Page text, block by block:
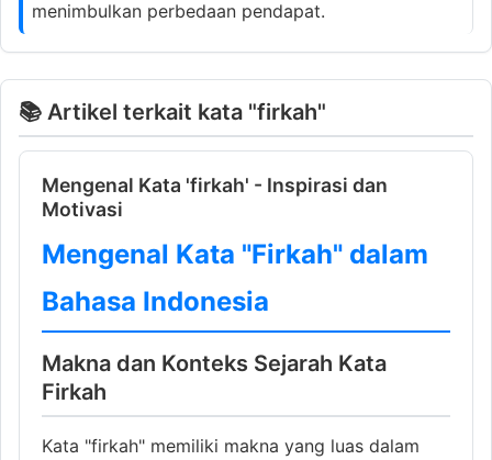
menimbulkan perbedaan pendapat.
📚 Artikel terkait kata "firkah"
Mengenal Kata 'firkah' - Inspirasi dan
Motivasi
Mengenal Kata "Firkah" dalam
Bahasa Indonesia
Makna dan Konteks Sejarah Kata
Firkah
Kata "firkah" memiliki makna yang luas dalam